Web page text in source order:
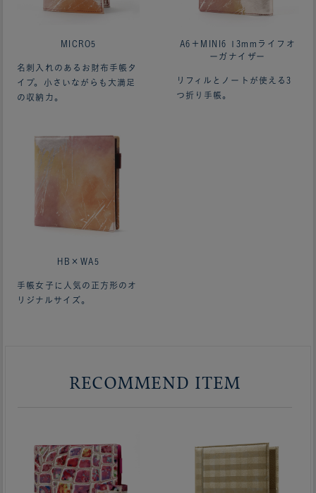
MICRO5
名刺入れのあるお財布手帳タ
イプ。小さいながらも大満足
の収納力。
A6＋MINI6 13mmライフオ
ーガナイザー
リフィルとノートが使える3
つ折り手帳。
HB×WA5
手帳女子に人気の正方形のオ
リジナルサイズ。
RECOMMEND ITEM